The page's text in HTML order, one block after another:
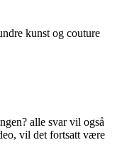
kunst og couture
alle svar vil også
vil det fortsatt være